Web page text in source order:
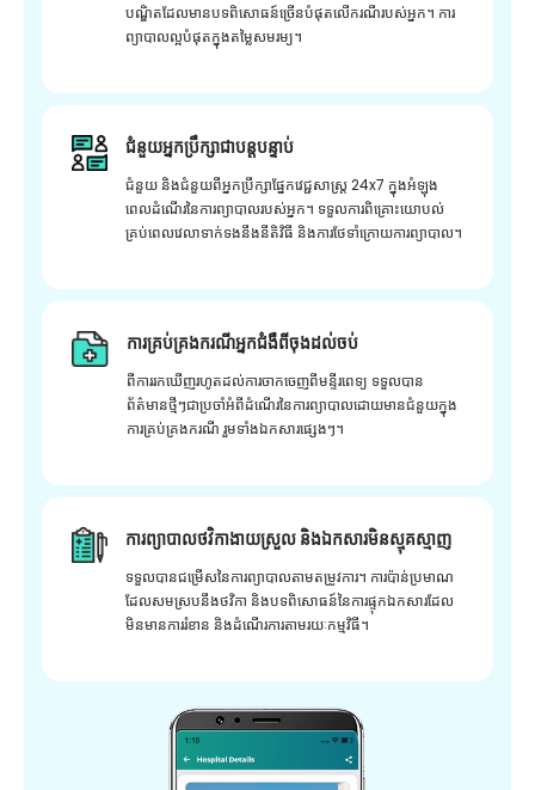
បណ្ឌិតដែលមានបទពិសោធន៍ច្រើនបំផុតលើករណីរបស់អ្នក។ ការ
ព្យាបាលល្អបំផុតក្នុងតម្លៃសមរម្យ។
ជំនួយអ្នកប្រឹក្សាជាបន្តបន្ទាប់
ជំនួយ និងជំនួយពីអ្នកប្រឹក្សាផ្នែកវេជ្ជសាស្រ្ត 24x7 ក្នុងអំឡុង
ពេលដំណើរនៃការព្យាបាលរបស់អ្នក។ ទទួលការពិគ្រោះយោបល់
គ្រប់ពេលវេលាទាក់ទងនឹងនីតិវិធី និងការថែទាំក្រោយការព្យាបាល។
ការគ្រប់គ្រងករណីអ្នកជំងឺពីចុងដល់ចប់
ពីការរកឃើញរហូតដល់ការចាកចេញពីមន្ទីរពេទ្យ ទទួលបាន
ព័ត៌មានថ្មីៗជាប្រចាំអំពីដំណើរនៃការព្យាបាលដោយមានជំនួយក្នុង
ការគ្រប់គ្រងករណី រួមទាំងឯកសារផ្សេងៗ។
ការព្យាបាលថវិកាងាយស្រួល និងឯកសារមិនស្មុគស្មាញ
ទទួលបានជម្រើសនៃការព្យាបាលតាមតម្រូវការ។ ការប៉ាន់ប្រមាណ
ដែលសមស្របនឹងថវិកា និងបទពិសោធន៍នៃការផ្ទុកឯកសារដែល
មិនមានការរំខាន និងដំណើរការតាមរយៈកម្មវិធី។